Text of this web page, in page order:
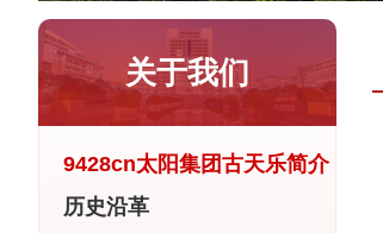
关于我们
​9428cn太阳集团古天乐简介
历史沿革